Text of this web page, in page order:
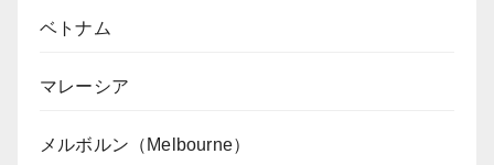
ベトナム
マレーシア
メルボルン（Melbourne）